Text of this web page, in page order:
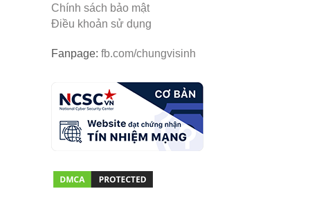
Chính sách bảo mật
Điều khoản sử dụng
Fanpage: fb.com/chungvisinh